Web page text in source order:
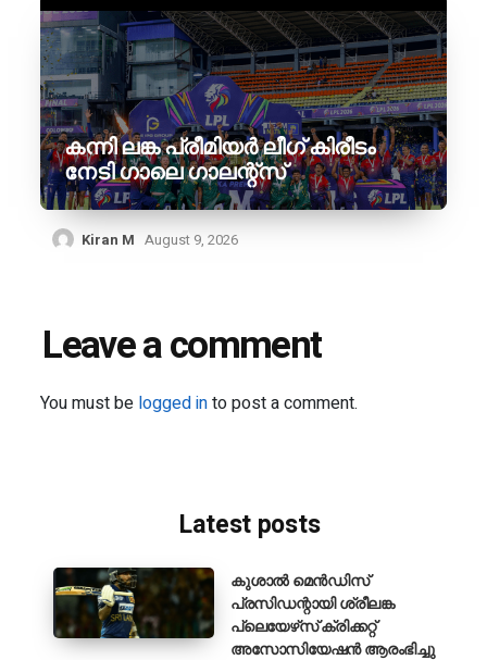
കന്നി ലങ്ക പ്രീമിയർ ലീഗ് കിരീടം
നേടി ഗാലെ ഗാലന്റ്‌സ്
Kiran M August 9, 2026
Leave a comment
You must be logged into post a comment.
Latest posts
കുശാൽ മെൻഡിസ്
പ്രസിഡന്റായി ശ്രീലങ്ക
പ്ലെയേഴ്‌സ് ക്രിക്കറ്റ്
അസോസിയേഷൻ ആരംഭിച്ചു